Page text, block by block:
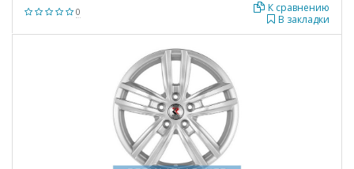
0
В закладки
К сравнению